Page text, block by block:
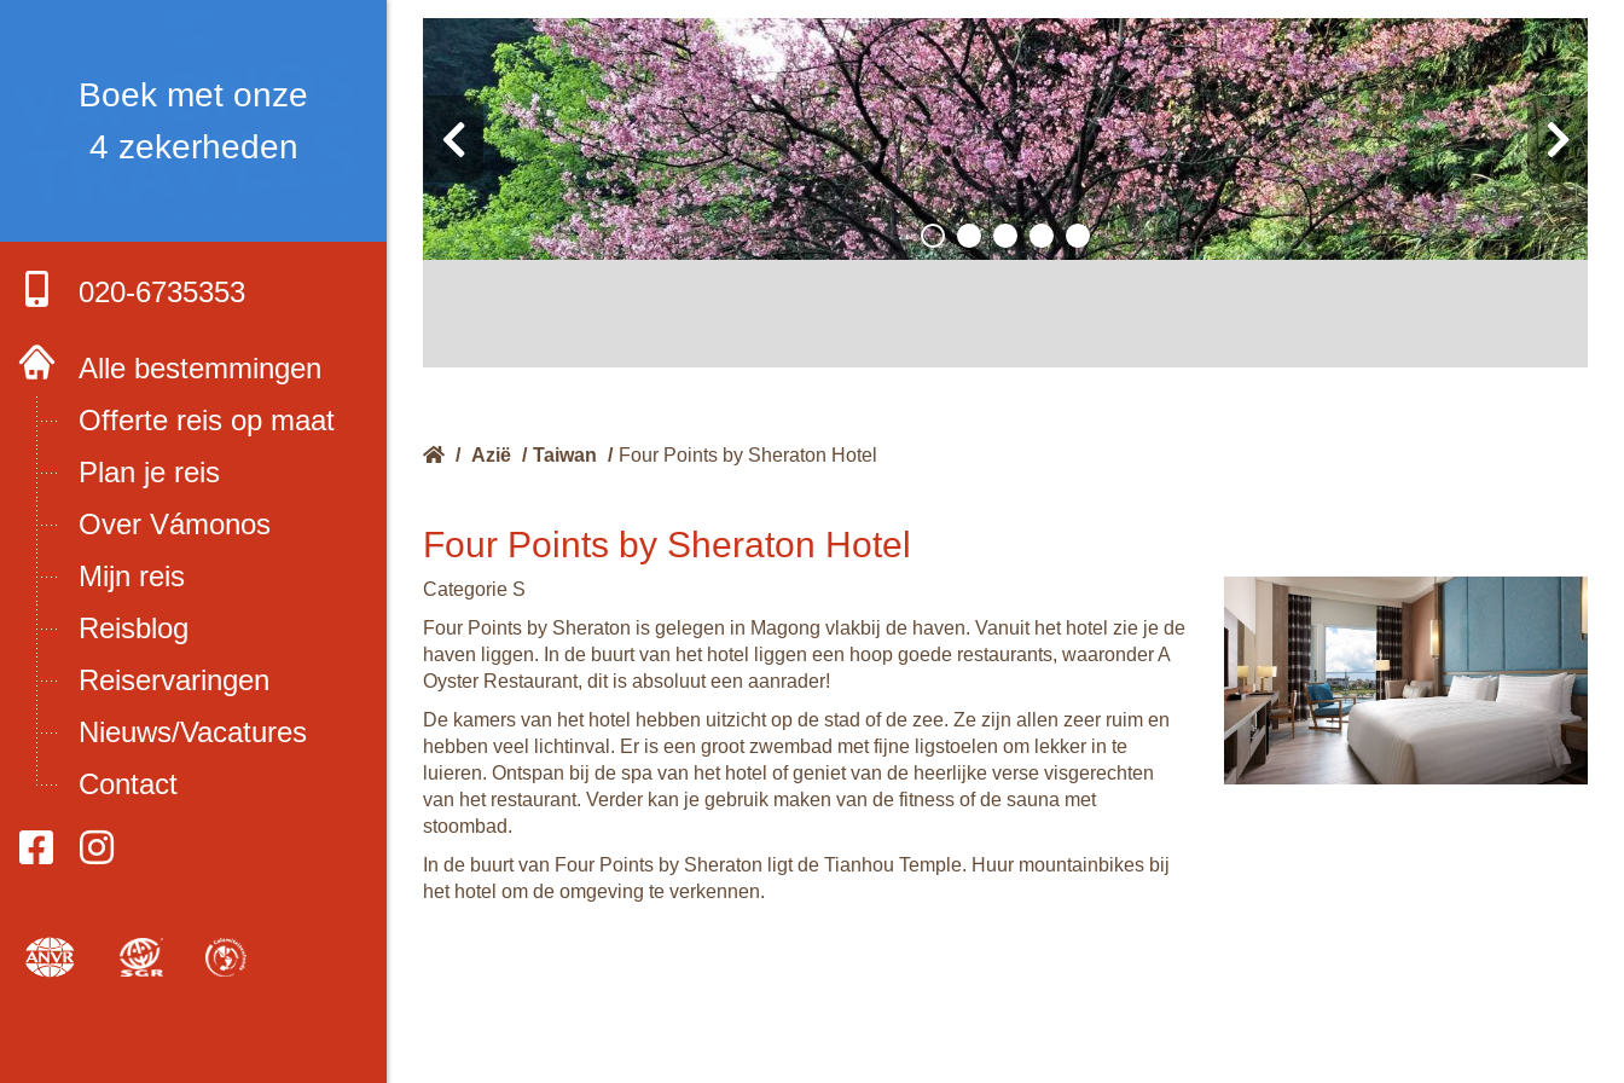
Boek met onze
4 zekerheden
020-6735353
Alle bestemmingen
Offerte reis op maat
Plan je reis
Over Vámonos
Mijn reis
Reisblog
Reiservaringen
Nieuws/Vacatures
Contact
/ Azië / Taiwan / Four Points by Sheraton Hotel
Four Points by Sheraton Hotel
Categorie S
Four Points by Sheraton is gelegen in Magong vlakbij de haven. Vanuit het hotel zie je de
haven liggen. In de buurt van het hotel liggen een hoop goede restaurants, waaronder A
Oyster Restaurant, dit is absoluut een aanrader!
De kamers van het hotel hebben uitzicht op de stad of de zee. Ze zijn allen zeer ruim en
hebben veel lichtinval. Er is een groot zwembad met fijne ligstoelen om lekker in te
luieren. Ontspan bij de spa van het hotel of geniet van de heerlijke verse visgerechten
van het restaurant. Verder kan je gebruik maken van de fitness of de sauna met
stoombad.
In de buurt van Four Points by Sheraton ligt de Tianhou Temple. Huur mountainbikes bij
het hotel om de omgeving te verkennen.